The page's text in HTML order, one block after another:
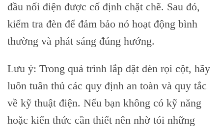
đầu nối điện được cố định chặt chẽ. Sau đó,
kiểm tra đèn để đảm bảo nó hoạt động bình
thường và phát sáng đúng hướng.
Lưu ý: Trong quá trình lắp đặt đèn rọi cột, hãy
luôn tuân thủ các quy định an toàn và quy tắc
về kỹ thuật điện. Nếu bạn không có kỹ năng
hoặc kiến thức cần thiết nên nhờ tói những